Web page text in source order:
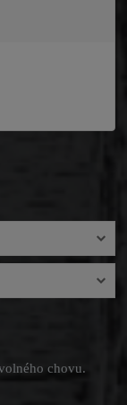
chovu.